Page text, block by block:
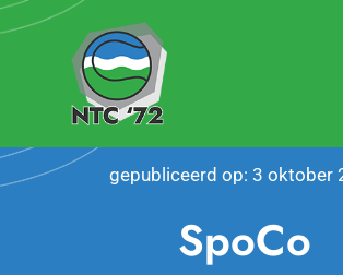
Ga
naar
Home
gepubliceerd op: 3 oktober
SpoCo